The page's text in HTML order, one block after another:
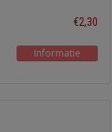
€2,30
Informatie